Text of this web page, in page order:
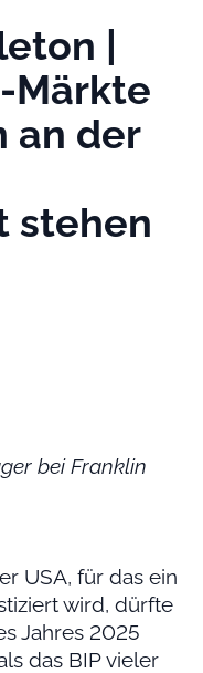
|
Märkte
an der
stehen
bei Franklin
USA, für das ein
wird, dürfte
Jahres 2025
das BIP vieler